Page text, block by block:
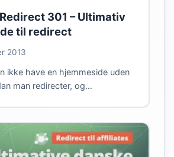
301 – Ultimativ
til redirect
2013
ikke have en hjemmeside uden
man redirecter, og…